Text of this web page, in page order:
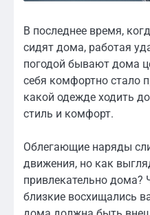
В последнее время,
сидят дома, работая
погодой бывают дома
себя комфортно стало
какой одежде ходить
стиль и комфорт.
Облегающие наряды
движения, но как
привлекательно
близкие восхищались